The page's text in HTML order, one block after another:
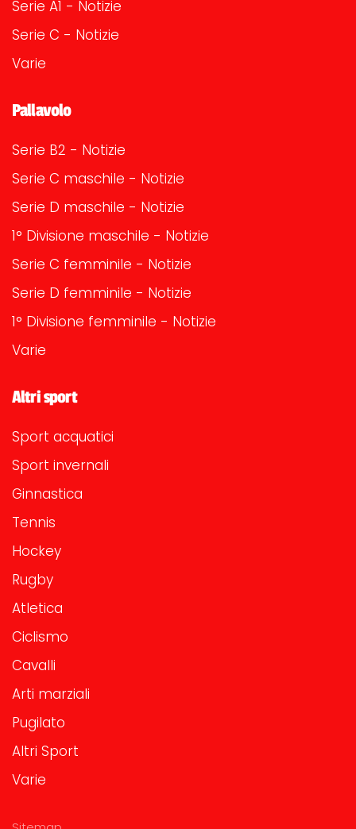
Serie A1 - Notizie
Serie C - Notizie
Varie
Pallavolo
Serie B2 - Notizie
Serie C maschile - Notizie
Serie D maschile - Notizie
1° Divisione maschile - Notizie
Serie C femminile - Notizie
Serie D femminile - Notizie
1° Divisione femminile - Notizie
Varie
Altri sport
Sport acquatici
Sport invernali
Ginnastica
Tennis
Hockey
Rugby
Atletica
Ciclismo
Cavalli
Arti marziali
Pugilato
Altri Sport
Varie